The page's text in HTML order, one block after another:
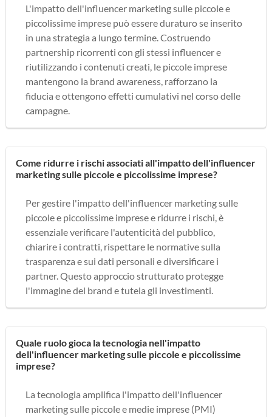
L'impatto dell'influencer marketing sulle piccole e
piccolissime imprese può essere duraturo se inserito
in una strategia a lungo termine. Costruendo
partnership ricorrenti con gli stessi influencer e
riutilizzando i contenuti creati, le piccole imprese
mantengono la brand awareness, rafforzano la
fiducia e ottengono effetti cumulativi nel corso delle
campagne.
Come ridurre i rischi associati all'impatto dell'influencer
marketing sulle piccole e piccolissime imprese?
Per gestire l'impatto dell'influencer marketing sulle
piccole e piccolissime imprese e ridurre i rischi, è
essenziale verificare l'autenticità del pubblico,
chiarire i contratti, rispettare le normative sulla
trasparenza e sui dati personali e diversificare i
partner. Questo approccio strutturato protegge
l'immagine del brand e tutela gli investimenti.
Quale ruolo gioca la tecnologia nell'impatto
dell'influencer marketing sulle piccole e piccolissime
imprese?
La tecnologia amplifica l'impatto dell'influencer
marketing sulle piccole e medie imprese (PMI)